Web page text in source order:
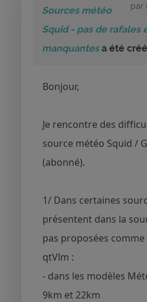
par
Sources météo
Squid - pas de rafales
manquantesa été
Bonjour,
Je rencontre des
source météo Squid /
(abonné).
1/ Dans certaines
présentent dans la
pas proposées
qtVlm :
- dans les modèles
9km et 22km